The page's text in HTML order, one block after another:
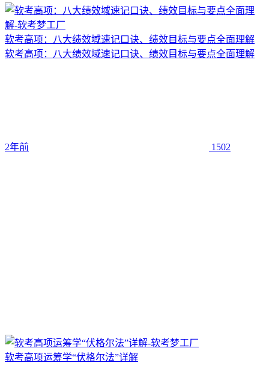
软考高项：八大绩效域速记口诀、绩效目标与要点全面理解
软考高项：八大绩效域速记口诀、绩效目标与要点全面理解
2年前 1502
软考高项运筹学“伏格尔法”详解